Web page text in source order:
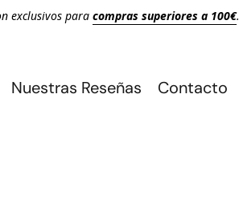
exclusivos para compras superiores a 100€.
Nuestras Reseñas Contacto